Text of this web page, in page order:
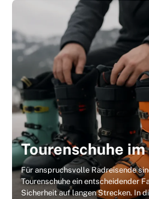
Tourenschuhe
Für anspruchsvolle Radreisende
Tourenschuhe ein entscheidender
Sicherheit auf langen Strecken. In